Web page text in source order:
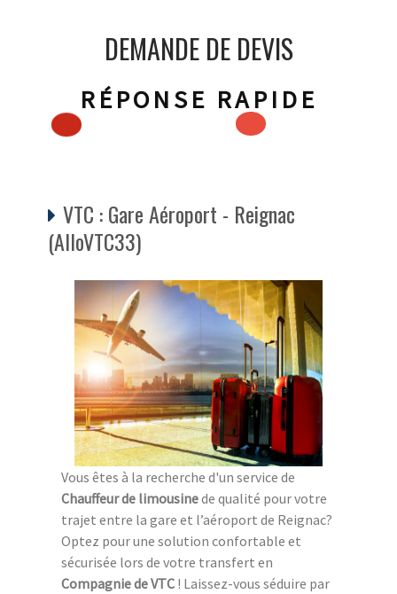
DEMANDE DE DEVIS
RÉPONSE RAPIDE
VTC : Gare Aéroport - Reignac
(AlloVTC33)
Vous êtes à la recherche d'un service de
Chauffeur de limousinede qualité pour votre
trajet entre la gare et l’aéroport de Reignac?
Optez pour une solution confortable et
sécurisée lors de votre transfert en
Compagnie de VTC ! Laissez-vous séduire par